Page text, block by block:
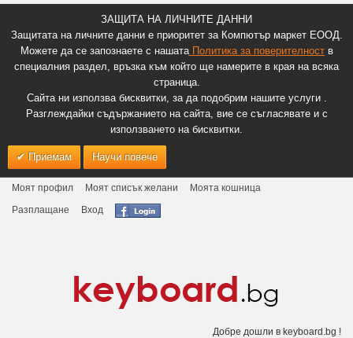
ЗАЩИТА НА ЛИЧНИТЕ ДАННИ
Защитата на личните данни е приоритет за Компютър маркет ЕООД.
Можете да се запознаете с нашатаПолитика за поверителноств
специалния раздел, връзка към който ще намерите в края на всяка
страница.
Сайта ни използва бисквитки, за да подобрим нашите услуги .
Разглеждайки съдържанието на сайта, вие се съгласявате и с
използването на бисквитки.
Приемам Научи повече
Моят профил Моят списък желани
Моята кошница
Разплащане
Вход
Добре дошли в keyboard.bg !